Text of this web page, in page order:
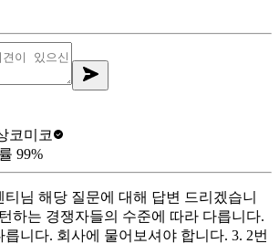
코미코
99%
티님 해당 질문에 대해 답변 드리겠습니
하는 경쟁자들의 수준에 따라 다릅니다.
릅니다. 회사에 물어보셔야 합니다. 3. 2번